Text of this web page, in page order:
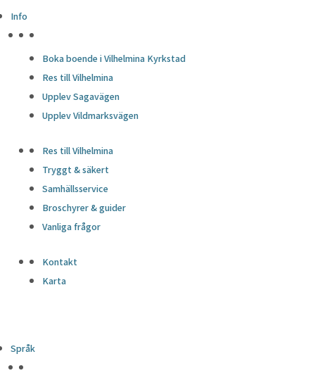
Info
Boka boende i Vilhelmina Kyrkstad
Res till Vilhelmina
Upplev Sagavägen
Upplev Vildmarksvägen
Res till Vilhelmina
Tryggt & säkert
Samhällsservice
Broschyrer & guider
Vanliga frågor
Kontakt
Karta
Språk